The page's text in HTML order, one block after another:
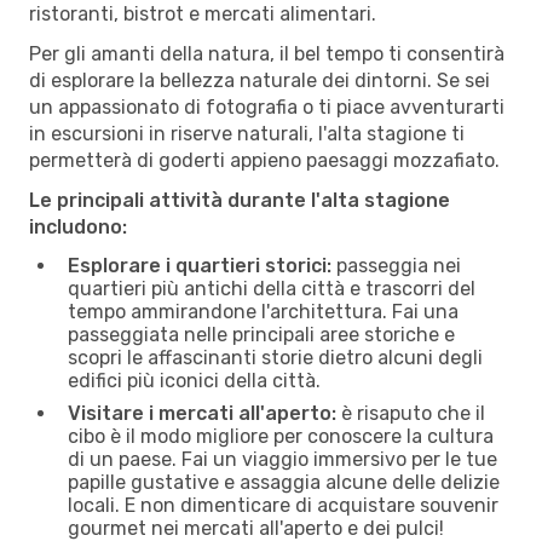
ristoranti, bistrot e mercati alimentari.
Per gli amanti della natura, il bel tempo ti consentirà
di esplorare la bellezza naturale dei dintorni. Se sei
un appassionato di fotografia o ti piace avventurarti
in escursioni in riserve naturali, l'alta stagione ti
permetterà di goderti appieno paesaggi mozzafiato.
Le principali attività durante l'alta stagione
includono:
Esplorare i quartieri storici: passeggia nei
quartieri più antichi della città e trascorri del
tempo ammirandone l'architettura. Fai una
passeggiata nelle principali aree storiche e
scopri le affascinanti storie dietro alcuni degli
edifici più iconici della città.
Visitare i mercati all'aperto: è risaputo che il
cibo è il modo migliore per conoscere la cultura
di un paese. Fai un viaggio immersivo per le tue
papille gustative e assaggia alcune delle delizie
locali. E non dimenticare di acquistare souvenir
gourmet nei mercati all'aperto e dei pulci!